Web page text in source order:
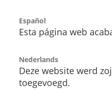
Español
Esta página web
Nederlands
Deze website werd
toegevoegd.